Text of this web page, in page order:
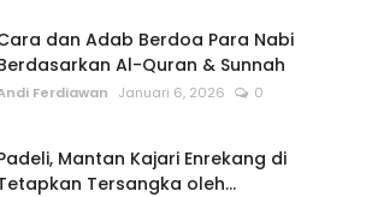
dan Adab Berdoa Para Nabi
Al-Quran & Sunnah
Ferdiawan Januari 6, 2026 0
Mantan Kajari Enrekang di
Tersangka oleh...